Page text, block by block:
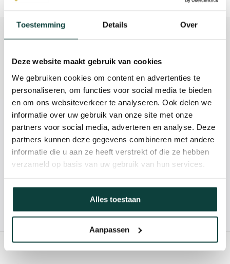
Toestemming Details Over
Deze website maakt gebruik van cookies
We gebruiken cookies om content en advertenties te
personaliseren, om functies voor social media te bieden
en om ons websiteverkeer te analyseren. Ook delen we
informatie over uw gebruik van onze site met onze
partners voor social media, adverteren en analyse. Deze
partners kunnen deze gegevens combineren met andere
informatie die u aan ze heeft verstrekt of die ze hebben
verzameld op basis van uw gebruik van hun services.
Alles toestaan
Aanpassen
Beschrijving
Reviews
Specificaties
Kunnen we je helpen?
085-2121757
10% korting!